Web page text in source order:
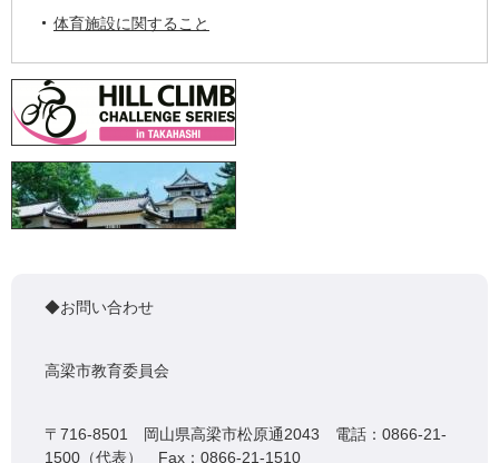
体育施設に関すること
◆お問い合わせ
高梁市教育委員会
〒716-8501 岡山県高梁市松原通2043 電話：0866-21-
1500（代表） Fax：0866-21-1510